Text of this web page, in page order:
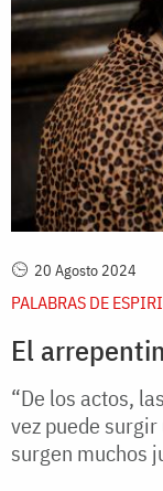
20 Agosto 2024
PALABRAS DE
El
“De los actos,
vez puede
surgen muchos